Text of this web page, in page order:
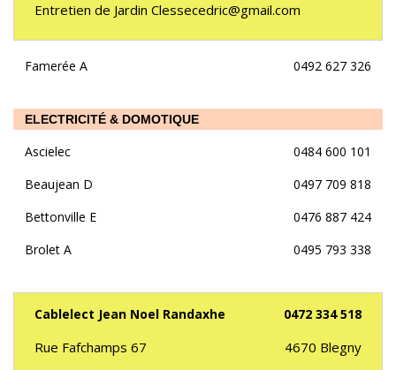
Entretien de Jardin Clessecedric@gmail.com
Famerée A 0492 627 326
ELECTRICITÉ & DOMOTIQUE
Ascielec
0484 600 101
Beaujean D
0497 709 818
Bettonville E
0476 887 424
Brolet A
0495 793 338
Cablelect Jean Noel Randaxhe 0472 334 518
Rue Fafchamps 67 4670 Blegny